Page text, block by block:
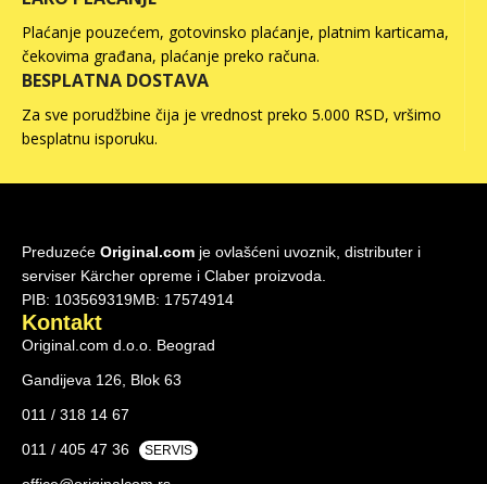
Plaćanje pouzećem, gotovinsko plaćanje, platnim karticama,
čekovima građana, plaćanje preko računa.
BESPLATNA DOSTAVA
Za sve porudžbine čija je vrednost preko 5.000 RSD, vršimo
besplatnu isporuku.
Preduzeće Original.com je ovlašćeni uvoznik, distributer i
serviser Kärcher opreme i Claber proizvoda.
PIB: 103569319MB: 17574914
Kontakt
Original.com d.o.o. Beograd
Gandijeva 126, Blok 63
011 / 318 14 67
011 / 405 47 36
SERVIS